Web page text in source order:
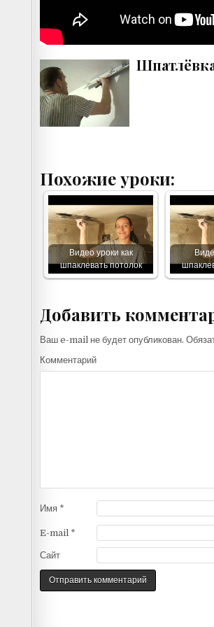
Похожие уроки:
Видео уроки как
шпаклевать потолок
Добавить
Ваш e-mail не будет опубликован.
Комментарий
Имя *
E-mail *
Сайт